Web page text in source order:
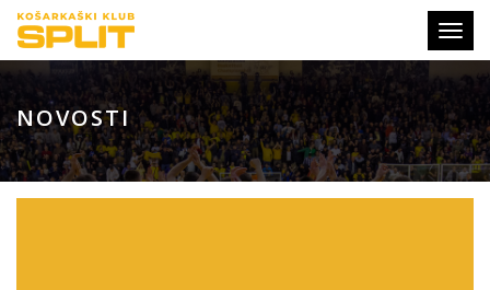
NOVOSTI